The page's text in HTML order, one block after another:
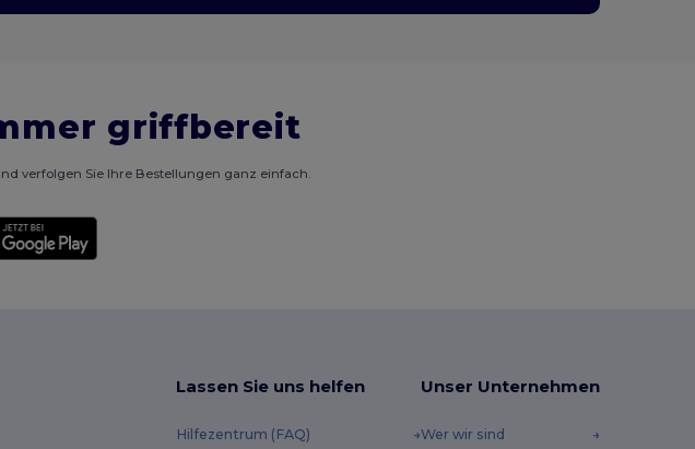
griffbereit
verfolgen Sie Ihre Bestellungen ganz einfach.
Lassen Sie uns helfen
Hilfezentrum (FAQ)
Unser Unternehmen
Wer wir sind